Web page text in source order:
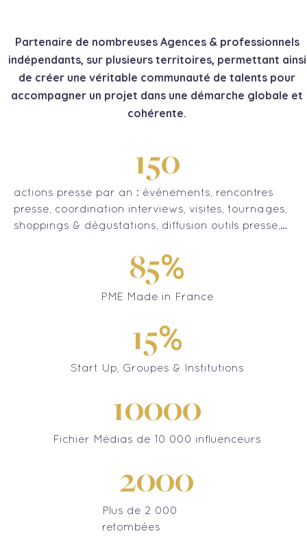
Partenaire de nombreuses Agences & professionnels
indépendants, sur plusieurs territoires, permettant ainsi
de créer une véritable communauté de talents pour
accompagner un projet dans une démarche globale et
cohérente.
actions presse par an : événements, rencontres
presse, coordination interviews, visites, tournages,
shoppings & dégustations, diffusion outils presse,…
150
PME Made in France
85%
Start Up, Groupes & Institutions
15%
Fichier Médias de 10 000 influenceurs
10000
Plus de 2 000
retombées
2000